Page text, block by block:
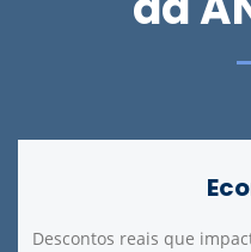
Descontos reais que